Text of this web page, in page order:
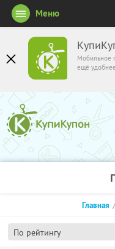
Мобильное
ещё удобнее
Меню
По рейтингу
Главная